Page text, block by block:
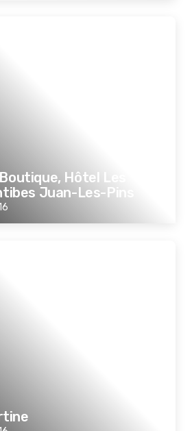
Hôtel Les
Juan-Les-Pins